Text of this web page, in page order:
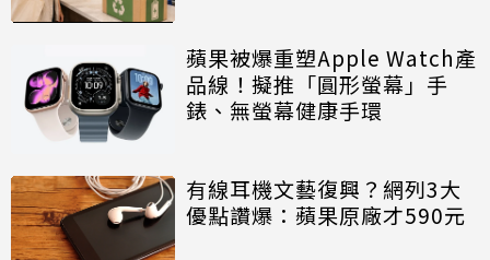
蘋果被爆重塑Apple Watch產
品線！擬推「圓形螢幕」手
錶、無螢幕健康手環
有線耳機文藝復興？網列3大
優點讚爆：蘋果原廠才590元